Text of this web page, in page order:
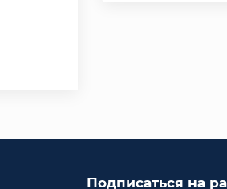
Подписаться на